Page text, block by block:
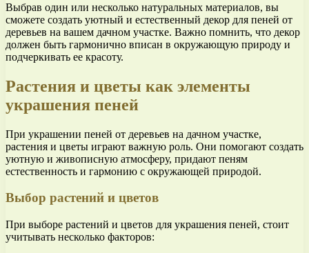
Выбрав один или несколько натуральных материалов, вы
сможете создать уютный и естественный декор для пеней от
деревьев на вашем дачном участке. Важно помнить, что декор
должен быть гармонично вписан в окружающую природу и
подчеркивать ее красоту.
Растения и цветы как элементы
украшения пеней
При украшении пеней от деревьев на дачном участке,
растения и цветы играют важную роль. Они помогают создать
уютную и живописную атмосферу, придают пеням
естественность и гармонию с окружающей природой.
Выбор растений и цветов
При выборе растений и цветов для украшения пеней, стоит
учитывать несколько факторов: